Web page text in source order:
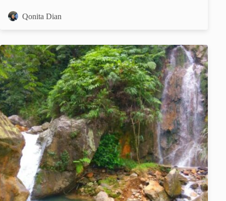
Qonita Dian